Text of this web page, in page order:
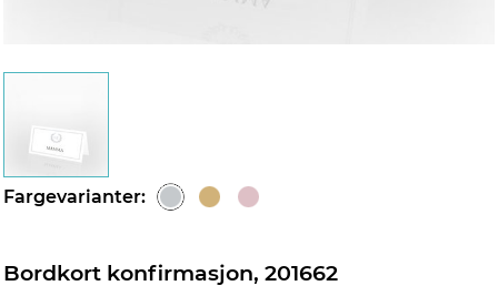
Fargevarianter:
Bordkort konfirmasjon, 201662